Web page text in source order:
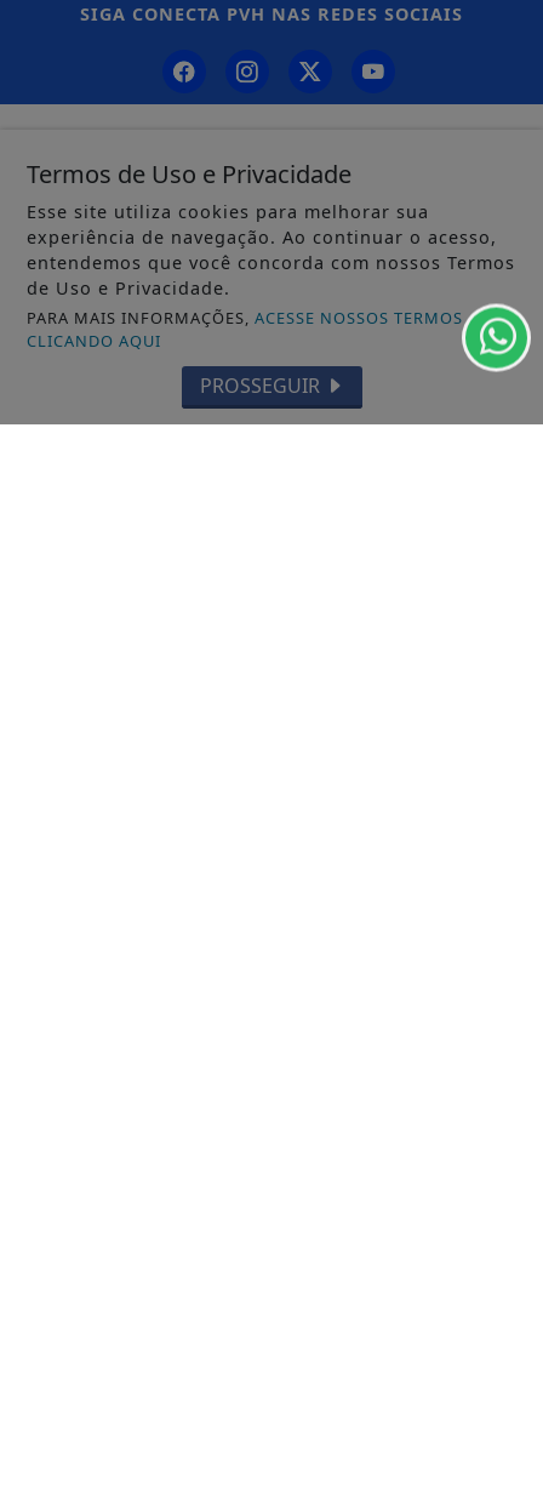
SIGA CONECTA PVH NAS REDES SOCIAIS
POLÍTICA
MUNDO
EDUCAÇÃO
POLÍCIA
AGRO
Termos de Uso e Privacidade
Esse site utiliza cookies para melhorar sua
experiência de navegação. Ao continuar o acesso,
entendemos que você concorda com nossos Termos
de Uso e Privacidade.
PARA MAIS INFORMAÇÕES,ACESSE NOSSOS TERMOS
CLICANDO AQUI
PROSSEGUIR